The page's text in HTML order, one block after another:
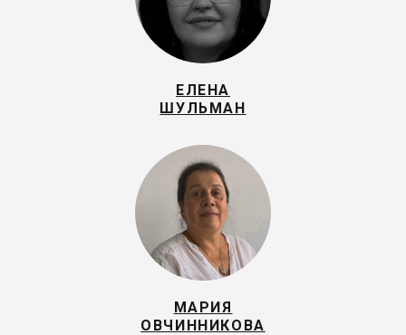
ЕЛЕНА
ШУЛЬМАН
МАРИЯ
ОВЧИННИКОВА